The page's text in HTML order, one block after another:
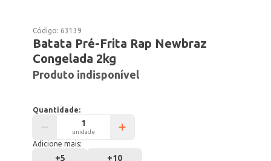
Código: 63139
Batata Pré-Frita Rap Newbraz
Congelada 2kg
Produto indisponível
Quantidade:
unidade
Adicione mais:
+5 +10